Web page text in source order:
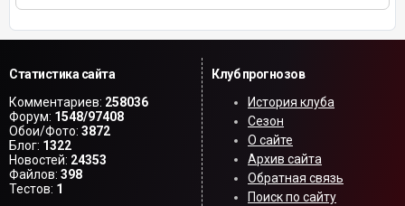
Статистика сайта
Комментариев: 258036
Форум: 1548/97408
Обои/Фото: 3872
Блог: 1322
Новостей: 24353
Файлов: 398
Тестов: 1
Клуб прогнозов
История клуба
Сезон
О сайте
Архив сайта
Обратная связь
Поиск по сайту